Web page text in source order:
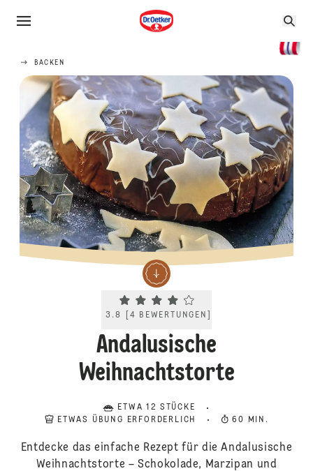
BACKEN
Current rating 3.8. Click to rate.
3.8 4 BEWERTUNGEN
Andalusische
Weihnachtstorte
ETWA 12 STÜCKE
ETWAS ÜBUNG ERFORDERLICH
60 MIN.
Entdecke das einfache Rezept für die Andalusische
Weihnachtstorte – Schokolade, Marzipan und